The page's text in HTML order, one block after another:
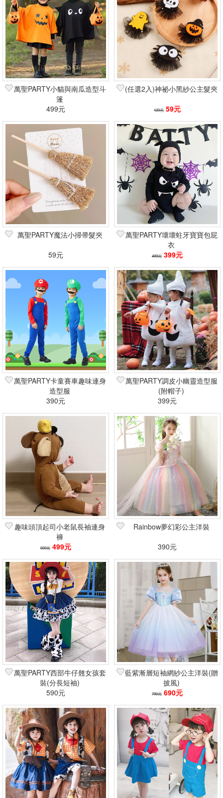
萬聖PARTY小貓與南瓜造型斗
篷
499元
(任選2入)神祕小黑紗公主髮夾
120元 59元
萬聖PARTY魔法小掃帚髮夾
59元
萬聖PARTY壞壞蛀牙寶寶包屁
衣
499元 399元
萬聖PARTY卡童賽車趣味連身
造型服
390元
萬聖PARTY調皮小幽靈造型服
(附帽子)
399元
趣味頭頂起司小老鼠長袖連身
褲
600元 499元
Rainbow夢幻彩公主洋裝
390元
萬聖PARTY西部牛仔翹女孩套
裝(分長短袖)
590元
藍紫漸層短袖網紗公主洋裝(贈
披風)
790元 690元